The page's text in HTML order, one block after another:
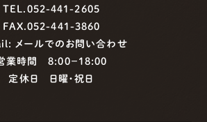
TEL.052-441-2605
FAX.052-441-3860
メールでのお問い合わせ
業時間 8:00−18:00
定休日 日曜・祝日